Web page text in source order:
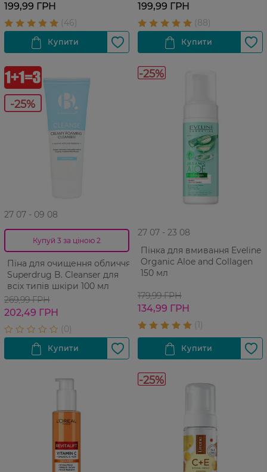
199,99 ГРН 199,99 ГРН
-25%
27 07 - 09 08
Купуй 3 за ціною 2
Піна для очищення обличчя
Superdrug B. Cleanser для
всіх типів шкіри 100 мл
269,99 ГРН
202,49 ГРН
-25%
27 07 - 23 08
Пінка для вмивання Eveline
Organic Aloe and Collagen
150 мл
179,99 ГРН
134,99 ГРН
-25%